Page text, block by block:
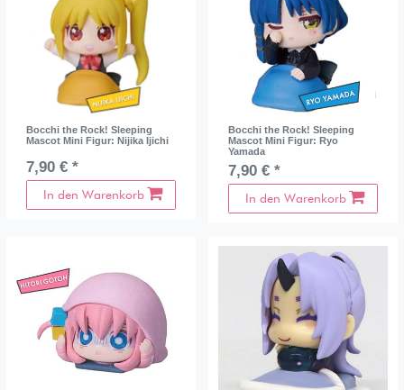
Bocchi the Rock! Sleeping
Mascot Mini Figur: Nijika Ijichi
7,90 € *
In den Warenkorb
Bocchi the Rock! Sleeping
Mascot Mini Figur: Ryo
Yamada
7,90 € *
In den Warenkorb